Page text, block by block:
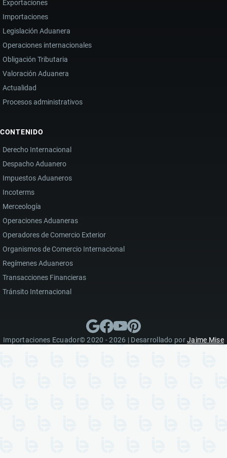
Exportaciones
Importaciones
Legislación Aduanera
Operaciones internacionales
Obligación Tributaria
Valoración Aduanera
Actualidad
Procesos administrativos
CONTENIDO
Derecho Internacional
Despacho Aduanero
Impuestos Aduaneros
Incoterms
Merceología
Operaciones Aduaneras
Operadores de Comercio Exterior
Organismos de Comercio Internacional
Regímenes Aduaneros
Transacciones Financieras
Tránsito Internacional
Importaciones Ecuador© 2020 - 2026 | Desarrollado porJaime Mise